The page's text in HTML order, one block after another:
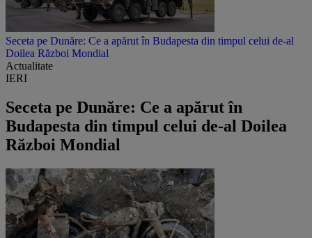
Seceta pe Dunăre: Ce a apărut în Budapesta din timpul celui de-al
Doilea Război Mondial
Actualitate
IERI
Seceta pe Dunăre: Ce a apărut în
Budapesta din timpul celui de-al Doilea
Război Mondial